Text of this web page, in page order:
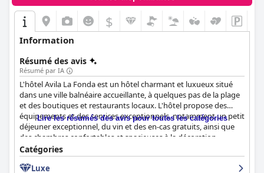
$
Information
Résumé des avis
Résumé par IA
L'hôtel Avila La Fonda est un hôtel charmant et luxueux situé
dans une ville balnéaire accueillante, à quelques pas de la plage
et des boutiques et restaurants locaux. L'hôtel propose des
équipements et des services exceptionnels, notamment un petit
déjeuner exceptionnel, du vin et des en-cas gratuits, ainsi que
des chambres confortables et spacieuses à la décoration
mexicaine. L'hôtel est fier de sa propreté et de l'amabilité de son
personnel, qui est toujours disponible pour vous aider et
répondre à vos questions. L'hôtel est parfait pour une escapade
Lire les résumés des avis pour toutes les catégories
Catégories
Luxe